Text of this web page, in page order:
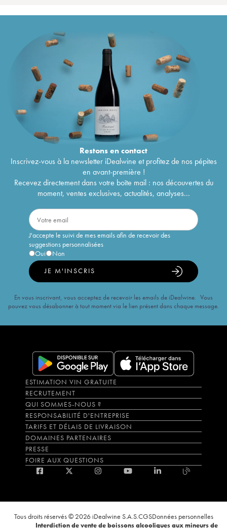
Restons encontact
Inscrivez-vous à la newsletter iDealwine et profitez de nos pépites
en avant-première !
Recevez directement dans votre boîte mail : nos découvertes du
moment, ventes exclusives, actualités, analyses...
J'accepte le suivi de mes emails afin de recevoir des
suggestions personnalisées
Oui
Non
JE M'INSCRIS
En vous inscrivant, vous acceptez de recevoir les emails de iDealwine. Vous
pouvez vous désabonner à tout moment via le lien présent dans chaque message.
ESTIMATION VIN GRATUITE
RECRUTEMENT
QUI SOMMES-NOUS ?
RESPONSABILITÉ D'ENTREPRISE
TARIFS ET DÉLAIS DE LIVRAISON
DOMAINES PARTENAIRES
PRESSE
FOIRE AUX QUESTIONS
Tous droits réservés © 2026 iDealwine S.A.S.CGSDonnées personnelles
Interdiction de vente de boissons alcooliques aux mineurs de